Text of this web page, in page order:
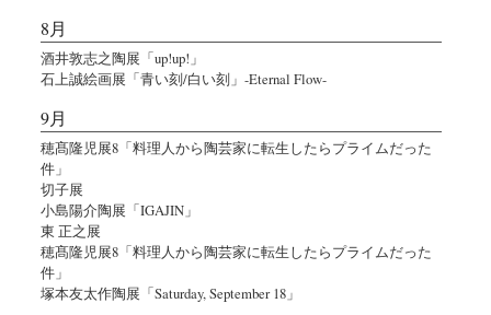
8月
酒井敦志之陶展「up!up!」
石上誠絵画展「青い刻/白い刻」-Eternal Flow-
9月
穂髙隆児展8「料理人から陶芸家に転生したらプライムだった
件」
切子展
小島陽介陶展「IGAJIN」
東 正之展
穂髙隆児展8「料理人から陶芸家に転生したらプライムだった
件」
塚本友太作陶展「Saturday, September 18」